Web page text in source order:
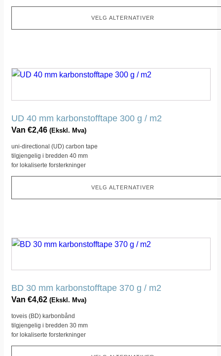
VELG ALTERNATIVER
produktsiden
UD 40 mm karbonstofftape 300 g / m2
Van €2,46 (Ekskl. Mva)
uni-directional (UD) carbon tape
tilgjengelig i bredden 40 mm
for lokaliserte forsterkninger
VELG ALTERNATIVER
Dette
har
varianter.
Dette
alternativet
kan
produktsiden
BD 30 mm karbonstofftape 370 g / m2
Van €4,62 (Ekskl. Mva)
toveis (BD) karbonbånd
tilgjengelig i bredden 30 mm
for lokaliserte forsterkninger
Dette
har
varianter.
Dette
alternativet
kan